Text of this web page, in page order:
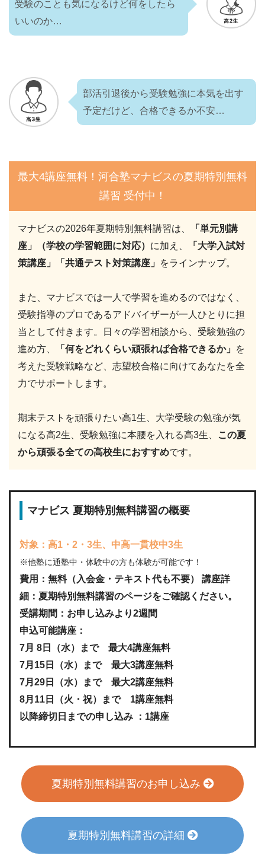
受験のことも気になるけど何をしたら
いいのか…
部活引退後から受験勉強に本気を出す
予定だけど、合格できるか不安…
最大4講座無料！河合塾マナビスの夏期特別無料
講習 受付中！
マナビスの2026年夏期特別無料講習は、
「単元別講
座」（学校の学習範囲に対応） に加え、
「大学入試対
策講座」「共通テスト対策講座」 をラインナップ。
また、マナビスでは一人で学習を進めるのではなく、
受験指導のプロであるアドバイザーが一人ひとりに担
当として付きます。日々の学習相談から、受験勉強の
進め方、
「何をどれくらい頑張れば合格できるか」 を
考えた受験戦略など、志望校合格に向けてあなたを全
力でサポートします。
期末テストを頑張りたい高1生、大学受験の勉強が気
になる高2生、受験勉強に本腰を入れる高3生、
この夏
から頑張る全ての高校生におすすめです。
マナビス 夏期特別無料講習の概要
対象：高1・2・3生、中高一貫校中3生
※他塾に通塾中・体験中の方も体験が可能です！
費用：無料（入会金・テキスト代も不要） 講座詳
細：夏期特別無料講習のページをご確認ください。
受講期間：お申し込みより2週間
申込可能講座：
7月 8日（水）まで 最大4講座無料
7月15日（水）まで 最大3講座無料
7月29日（水）まで 最大2講座無料
8月11日（火・祝）まで 1講座無料
以降締切日までの申し込み ：1講座
夏期特別無料講習のお申し込み
夏期特別無料講習の詳細